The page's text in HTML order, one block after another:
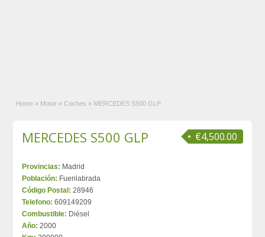
Home » Motor » Coches » MERCEDES S500 GLP
€4,500.00
MERCEDES S500 GLP
Provincias: Madrid
Población: Fuenlabrada
Código Postal: 28946
Telefono: 609149209
Combustible: Diésel
Año: 2000